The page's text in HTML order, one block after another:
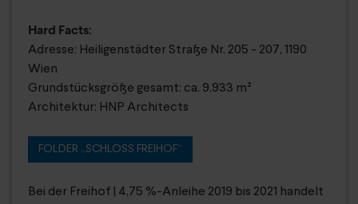
Hard Facts:
Adresse: Heiligenstädter Straße Nr. 205 - 207, 1190
Wien
Grundstücksgröße gesamt: ca. 9.933 m²
Architektur: HNP Architects
FOLDER „SCHLOSS FREIHOF“
Bei der Freihof | 4,75 %-Anleihe 2019 bis 2021 handelt